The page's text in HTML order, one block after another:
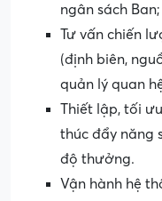
ngân sách
Tư vấn chiến
(định biên,
quản lý quan
Thiết lập, tối
thúc đẩy năng
độ thưởng.
Vận hành hệ